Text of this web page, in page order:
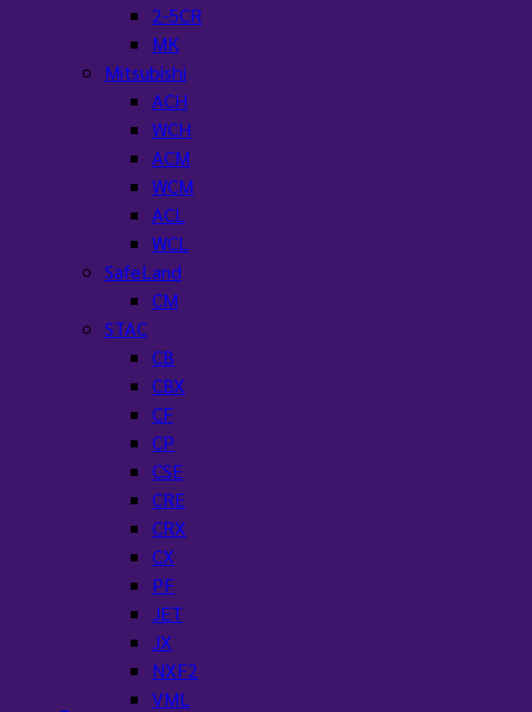
2-5CR
MK
Mitsubishi
ACH
WCH
ACM
WCM
ACL
WCL
SafeLand
CM
STAC
CB
CBX
CF
CP
CSE
CRE
CRX
CX
PF
JET
JX
NXF2
VML